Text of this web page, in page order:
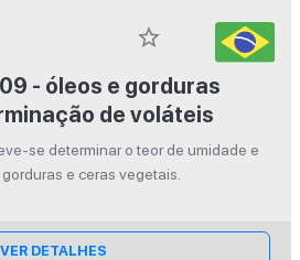
star_border
de voláteis
se determinar o teor de umidade e
e ceras vegetais.
VER DETALHES